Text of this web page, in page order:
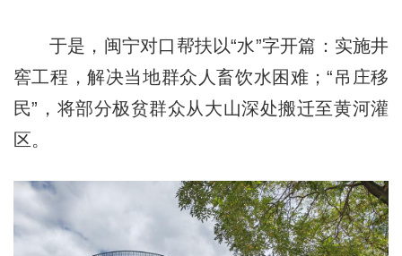
于是，闽宁对口帮扶以“水”字开篇：实施井
窖工程，解决当地群众人畜饮水困难；“吊庄移
民”，将部分极贫群众从大山深处搬迁至黄河灌
区。